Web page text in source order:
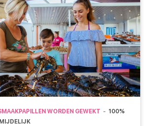
WORDEN GEWEKT
100%